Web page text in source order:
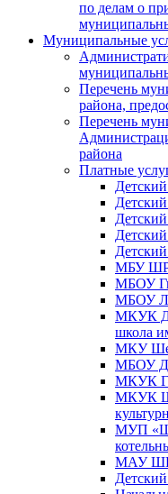
по делам о
Муниципальные
Перечень
района,
Перечень
района
Платные
МБУ ШР
МБОУ
МБОУ
МКУК
школа
МКУ
МБОУ
МКУК
МКУК
МУП
МАУ ШР